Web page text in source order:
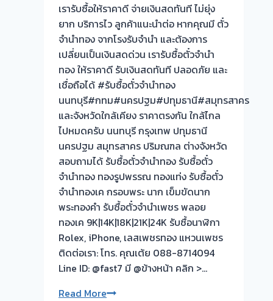
โรง
จำนำ
ร้าน
ทอง
ประเมิน
หน้า
ตั๋ว
ฟรี
จ่าย
สด
ทันที
ไม่
ต้อง
รอ
จบไว
📌
ผล
งาน
วัน
เรารับซื้อให้ราคาดี จ่ายเงินสดทันที ไม่ยุ่ง
ยาก บริการไว ลูกค้าแนะนำต่อ หากคุณมี ตั๋ว
จำนำทอง จากโรงรับจำนำ และต้องการ
เปลี่ยนเป็นเงินสดด่วน เรารับซื้อตั๋วจำนำ
ทอง ให้ราคาดี รับเงินสดทันที ปลอดภัย และ
เชื่อถือได้ #รับซื้อตั๋วจำนำทอง
นนทบุรี#กทม#นครปฐม#ปทุมธานี#สมุทรสาคร
และจังหวัดใกล้เคียง ราคาตรงกัน ใกล้ไกล
ไปหมดครับ นนทบุรี กรุงเทพ ปทุมธานี
นครปฐม สมุทรสาคร ปริมณฑล ต่างจังหวัด
สอบถามได้ รับซื้อตั๋วจำนำทอง รับซื้อตั๋ว
จำนำทอง ทองรูปพรรณ ทองแท่ง รับซื้อตั๋ว
จำนำทองเค กรอบพระ นาก เข็มขัดนาก
พระทองคำ รับซื้อตั๋วจำนำเพชร พลอย
ทองเค 9K|14K|18K|21K|24K รับซื้อนาฬิกา
Rolex, iPhone, เลสเพชรทอง แหวนเพชร
ติดต่อเรา: โทร. คุณเต้ย 088-8714094
Line ID: @fast7 มี @ข้างหน้า คลิก >…
Read Moreรับ